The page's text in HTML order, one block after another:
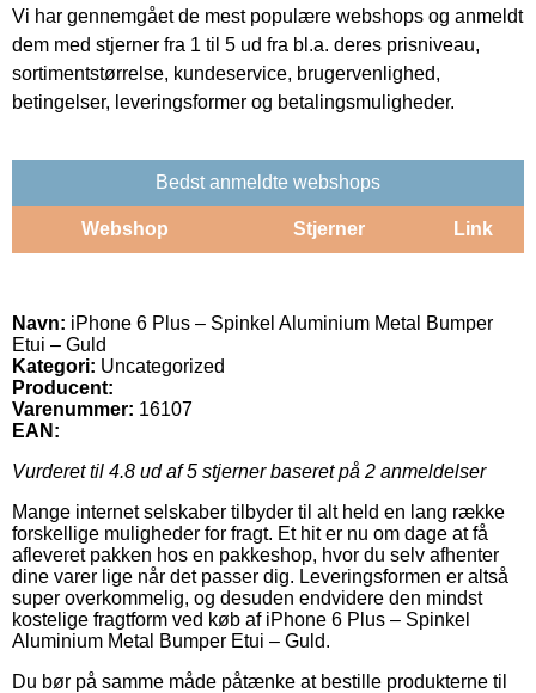
Vi har gennemgået de mest populære webshops og anmeldt
dem med stjerner fra 1 til 5 ud fra bl.a. deres prisniveau,
sortimentstørrelse, kundeservice, brugervenlighed,
betingelser, leveringsformer og betalingsmuligheder.
Bedst anmeldte webshops
Webshop Stjerner Link
Navn: iPhone 6 Plus – Spinkel Aluminium Metal Bumper
Etui – Guld
Kategori: Uncategorized
Producent:
Varenummer: 16107
EAN:
Vurderet til 4.8 ud af 5 stjerner baseret på 2 anmeldelser
Mange internet selskaber tilbyder til alt held en lang række
forskellige muligheder for fragt. Et hit er nu om dage at få
afleveret pakken hos en pakkeshop, hvor du selv afhenter
dine varer lige når det passer dig. Leveringsformen er altså
super overkommelig, og desuden endvidere den mindst
kostelige fragtform ved køb af iPhone 6 Plus – Spinkel
Aluminium Metal Bumper Etui – Guld.
Du bør på samme måde påtænke at bestille produkterne til